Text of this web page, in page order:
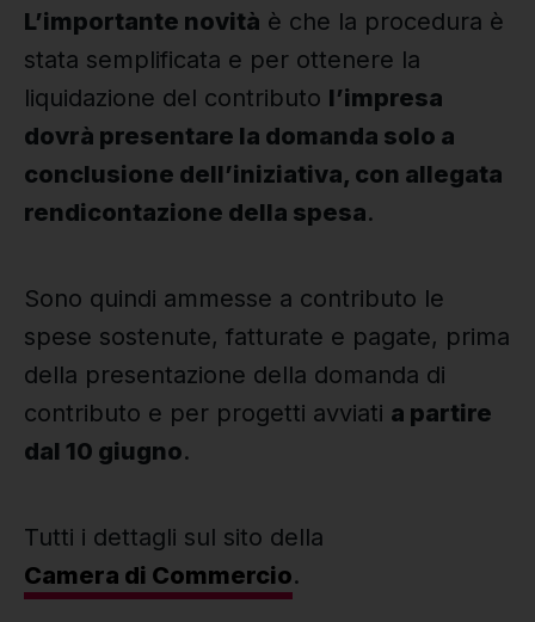
L’importante novità è che la procedura è
stata semplificata e per ottenere la
liquidazione del contributo l’impresa
dovrà presentare la domanda solo a
conclusione dell’iniziativa, con allegata
rendicontazione della spesa.
Sono quindi ammesse a contributo le
spese sostenute, fatturate e pagate, prima
della presentazione della domanda di
contributo e per progetti avviati a partire
dal 10 giugno.
Tutti i dettagli sul sito della
Camera di Commercio.